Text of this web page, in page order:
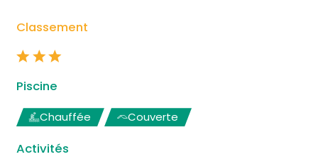
Classement
Piscine
Chauffée Couverte
Activités